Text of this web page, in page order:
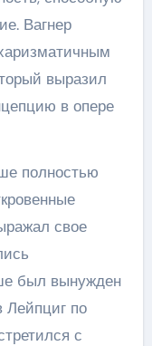
Вагнер
выразил
в опере
полностью
свое
был вынужден
Лейпциг по
с